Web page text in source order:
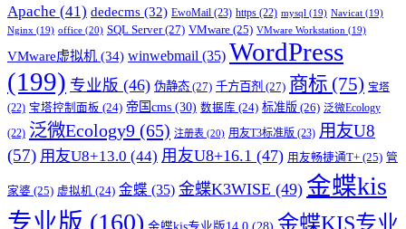
Apache (41) dedecms (32) EwoMail (23) https (22) mysql (19) Navicat (19)
Nginx (19) office (20) SQL Server(27) VMware (25) VMware Workstation (19)
VMware虚拟机 (34) winwebmail (35) WordPress
(199) 专业版 (46) 伪静态 (27) 千方百剂 (27) 商标 (75) 宝塔
(22) 宝塔控制面板 (24) 帝国cms (30) 数据库 (24) 标准版 (26) 泛微Ecology
(22) 泛微Ecology9 (65) 注册表 (20) 用友T3标准版 (23) 用友U8
(57) 用友U8+13.0 (44) 用友U8+16.1 (47) 用友畅捷通T+ (25) 管
家婆 (25) 虚拟机 (24) 金蝶 (35) 金蝶K3WISE (49) 金蝶kis
专业版 (160)
金蝶KIS专业